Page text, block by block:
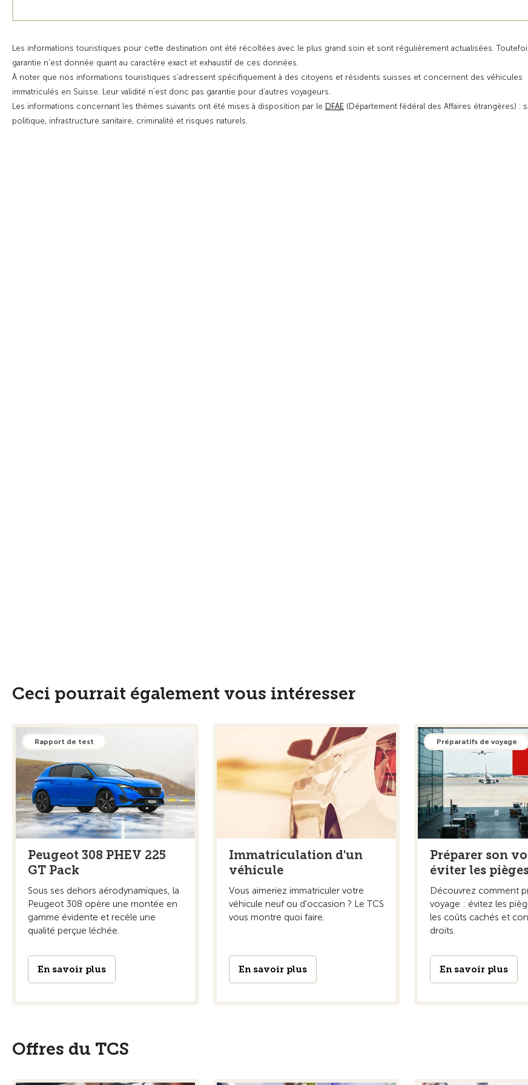
Les informations touristiques pour cette destination ont été récoltées avec le plus grand soin et sont régulièrement actualisées.
garantie n'est donnée quant au caractère exact et exhaustif de ces données.
À noter que nos informations touristiques s'adressent spécifiquement à des citoyens et résidents suisses et concernent des véhicules
immatriculés en Suisse. Leur validité n’est donc pas garantie pour d’autres voyageurs.
Les informations concernant les thèmes suivants ont été mises à disposition par le DFAE (Département fédéral des Affaires étrangères) :
politique, infrastructure sanitaire, criminalité et risques naturels.
Ceci pourrait également vous intéresser
Rapport de test
Peugeot 308 PHEV 225
GT Pack
Sous ses dehors aérodynamiques, la
Peugeot 308 opère une montée en
gamme évidente et recèle une
qualité perçue léchée.
En savoir plus
Immatriculation d'un
véhicule
Vous aimeriez immatriculer votre
véhicule neuf ou d'occasion ? Le TCS
vous montre quoi faire.
En savoir plus
Préparatifs de voyage
Préparer son
éviter les
Découvrez comment
voyage : évitez les
les coûts cachés et
droits.
En savoir plus
Offres du TCS